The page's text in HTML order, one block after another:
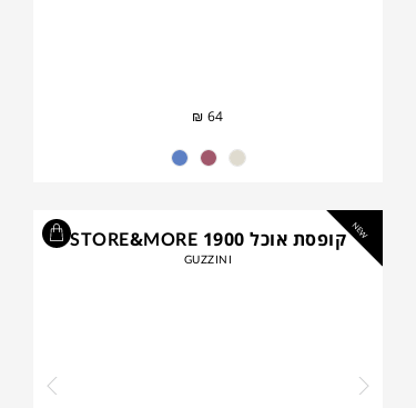
₪ 64
NEW קופסת אוכל STORE&MORE 1900
GUZZINI